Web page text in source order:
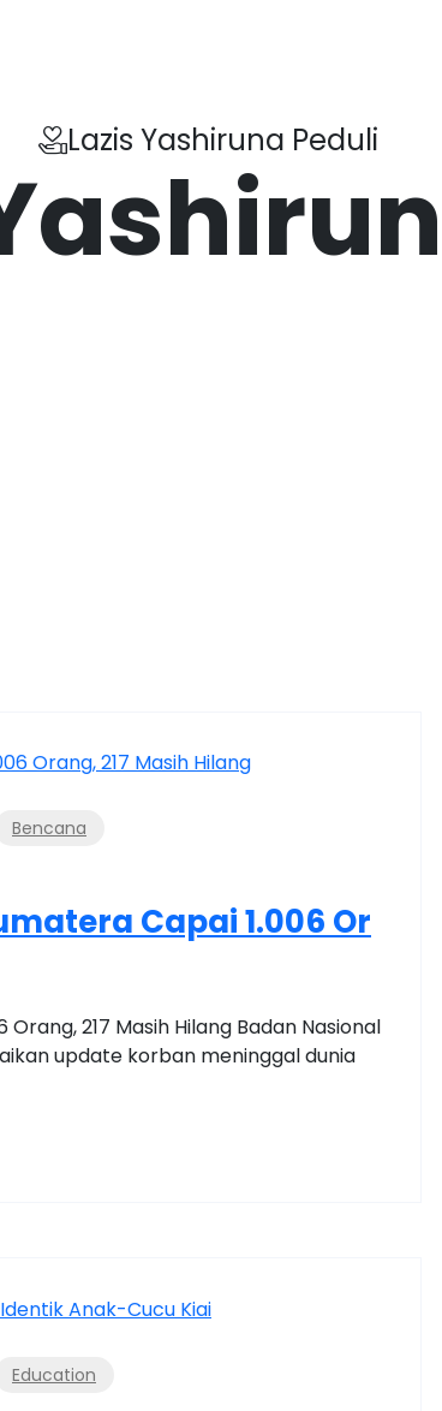
Lazis Yashiruna Peduli
Bencana
Capai 1.006 Or
217 Masih Hilang Badan Nasional
update korban meninggal dunia
Education